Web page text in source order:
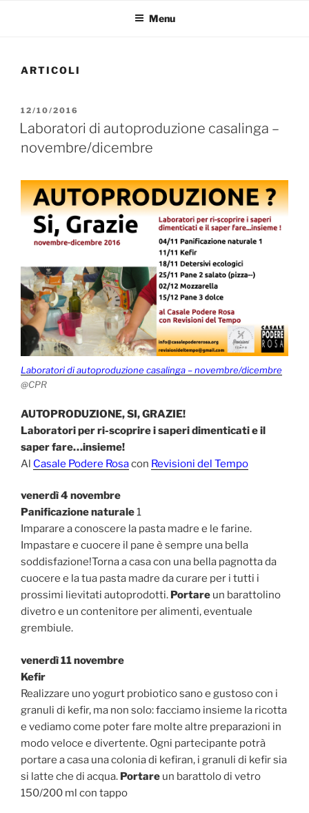
Menu
ARTICOLI
PUBBLICATO
IL
12/10/2016
Laboratori di autoproduzione casalinga –
novembre/dicembre
Laboratori di autoproduzione casalinga – novembre/dicembre
@CPR
AUTOPRODUZIONE, SI, GRAZIE!
Laboratori per ri-scoprire i saperi dimenticati e il
saper fare…insieme!
Al Casale Podere Rosacon Revisioni del Tempo
venerdì 4 novembre
Panificazione naturale1
Imparare a conoscere la pasta madre e le farine.
Impastare e cuocere il pane è sempre una bella
soddisfazione!Torna a casa con una bella pagnotta da
cuocere e la tua pasta madre da curare per i tutti i
prossimi lievitati autoprodotti. Portare un barattolino
divetro e un contenitore per alimenti, eventuale
grembiule.
venerdì 11 novembre
Kefir
Realizzare uno yogurt probiotico sano e gustoso con i
granuli di kefir, ma non solo: facciamo insieme la ricotta
e vediamo come poter fare molte altre preparazioni in
modo veloce e divertente. Ogni partecipante potrà
portare a casa una colonia di kefiran, i granuli di kefir sia
si latte che di acqua. Portare un barattolo di vetro
150/200 ml con tappo